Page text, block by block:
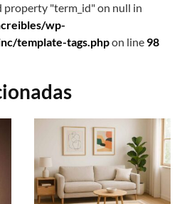
"term_id" on null in
wp-
template-tags.phpon line 98